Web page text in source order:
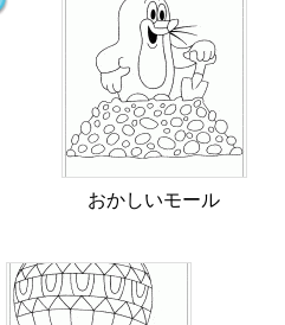
おかしいモール